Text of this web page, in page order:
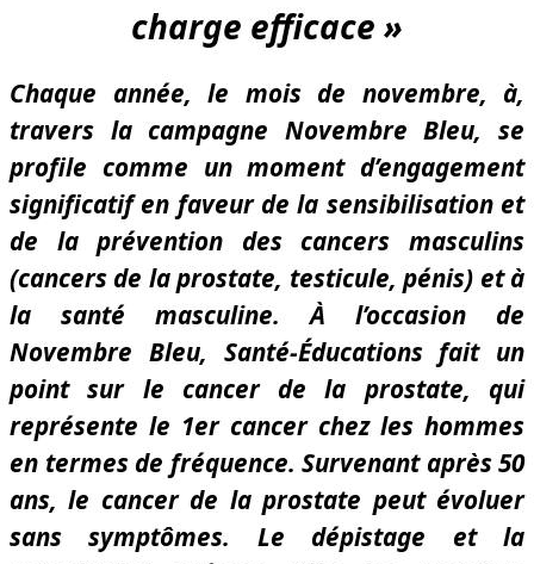
charge efficace »
Chaque année, le mois de novembre, à,
travers la campagne Novembre Bleu, se
profile comme un moment d’engagement
significatif en faveur de la sensibilisation et
de la prévention des cancers masculins
(cancers de la prostate, testicule, pénis) et à
la santé masculine. À l’occasion de
Novembre Bleu, Santé-Éducations fait un
point sur le cancer de la prostate, qui
représente le 1er cancer chez les hommes
en termes de fréquence. Survenant après 50
ans, le cancer de la prostate peut évoluer
sans symptômes. Le dépistage et la